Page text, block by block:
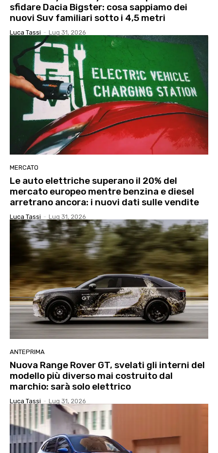
sfidare Dacia Bigster: cosa sappiamo dei
nuovi Suv familiari sotto i 4,5 metri
Luca Tassi - Lug 31, 2026
MERCATO
Le auto elettriche superano il 20% del
mercato europeo mentre benzina e diesel
arretrano ancora: i nuovi dati sulle vendite
Luca Tassi - Lug 31, 2026
ANTEPRIMA
Nuova Range Rover GT, svelati gli interni del
modello più diverso mai costruito dal
marchio: sarà solo elettrico
Luca Tassi - Lug 31, 2026